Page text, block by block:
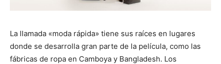
La llamada «moda rápida» tiene sus raíces en lugares
donde se desarrolla gran parte de la película, como las
fábricas de ropa en Camboya y Bangladesh. Los